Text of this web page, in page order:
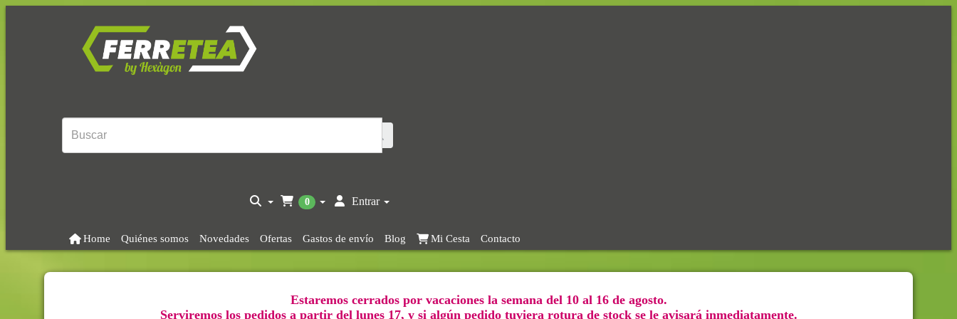
0 Entrar
Home Quiénes somos Novedades Ofertas Gastos de envío Blog Mi Cesta Contacto
Estaremos cerrados por vacaciones la semana del 10 al 16 de agosto.
Serviremos los pedidos a partir del lunes 17, y si algún pedido tuviera rotura de stock se le avisará inmediatamente.